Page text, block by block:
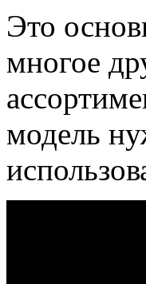
Это
многое
модель